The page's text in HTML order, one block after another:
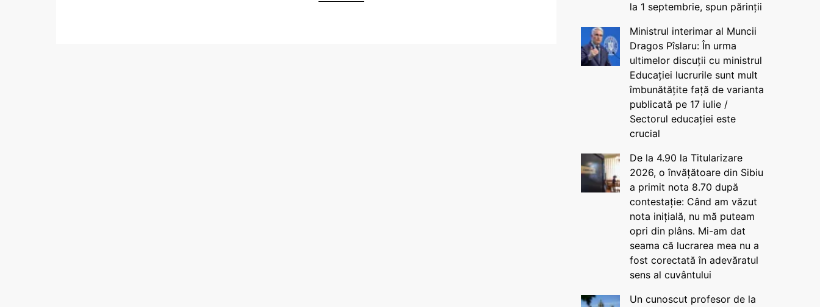
la 1 septembrie, spun părinții
Ministrul interimar al Muncii
Dragos Pîslaru: În urma
ultimelor discuții cu ministrul
Educației lucrurile sunt mult
îmbunătățite față de varianta
publicată pe 17 iulie /
Sectorul educației este
crucial
De la 4.90 la Titularizare
2026, o învățătoare din Sibiu
a primit nota 8.70 după
contestație: Când am văzut
nota inițială, nu mă puteam
opri din plâns. Mi-am dat
seama că lucrarea mea nu a
fost corectată în adevăratul
sens al cuvântului
Un cunoscut profesor de la